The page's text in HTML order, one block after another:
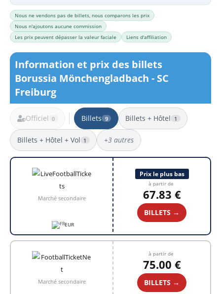
Nous ne vendons pas de billets, nous comparons les prix
Nous n'ajoutons aucune commission
Les prix peuvent dépasser la valeur faciale
Liens d'affiliation
Information et prix des billets
Borussia Mönchengladbach - SC
Freiburg
Officiel 0 Billets 9 Billets + Hôtel 1
Billets + Hôtel + Vol 1 +3 autres
9 résultats
Marché secondaire
EUR
Prix le plus bas
à partir de
67.83 €
BILLETS →
Marché secondaire
à partir de
75.00 €
BILLETS →